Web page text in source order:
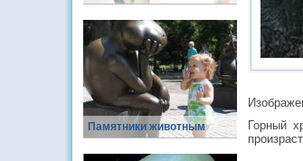
Памятники животным
Горный